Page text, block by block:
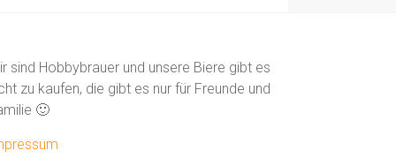
sind Hobbybrauer und unsere Biere gibt es
zu kaufen, die gibt es nur für Freunde und
🙂